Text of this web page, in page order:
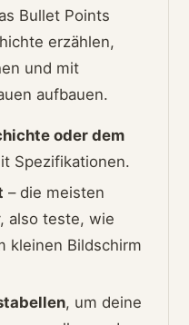
Bullet Points
erzählen,
und mit
aufbauen.
oder dem
Spezifikationen.
– die meisten
also teste, wie
kleinen Bildschirm
, um deine